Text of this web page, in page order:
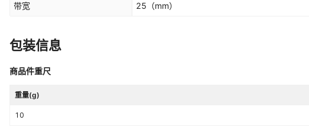
带宽 25 （mm）
包装信息
商品件重尺
重量(g)
10